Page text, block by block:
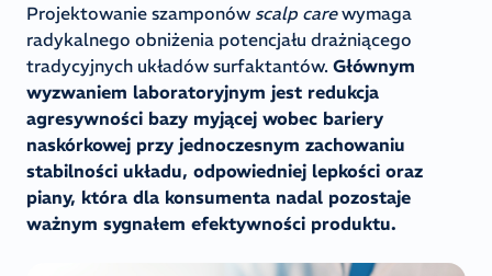
Projektowanie szamponów scalp carewymaga
radykalnego obniżenia potencjału drażniącego
tradycyjnych układów surfaktantów. Głównym
wyzwaniem laboratoryjnym jest redukcja
agresywności bazy myjącej wobec bariery
naskórkowej przy jednoczesnym zachowaniu
stabilności układu, odpowiedniej lepkości oraz
piany, która dla konsumenta nadal pozostaje
ważnym sygnałem efektywności produktu.